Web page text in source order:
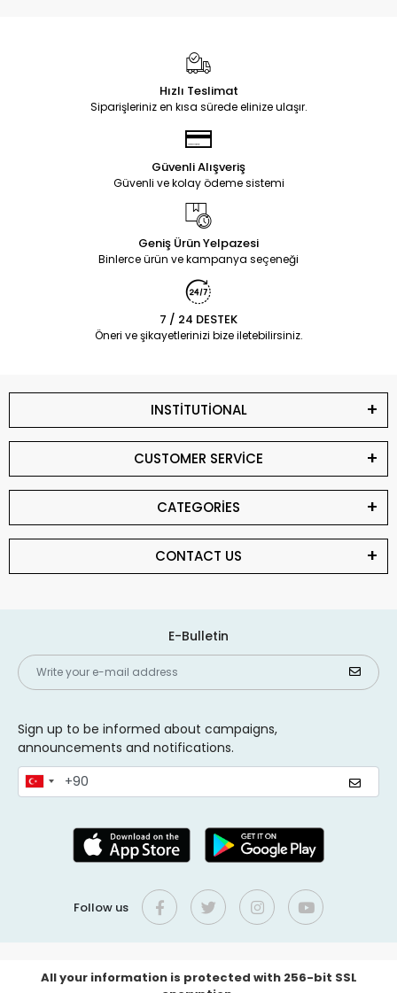
Hızlı Teslimat
Siparişleriniz en kısa sürede elinize ulaşır.
Güvenli Alışveriş
Güvenli ve kolay ödeme sistemi
Geniş Ürün Yelpazesi
Binlerce ürün ve kampanya seçeneği
7 / 24 DESTEK
Öneri ve şikayetlerinizi bize iletebilirsiniz.
INSTİTUTİONAL
CUSTOMER SERVİCE
CATEGORİES
CONTACT US
E-Bulletin
Sign up to be informed about campaigns,
announcements and notifications.
Follow us
All your information is protected with 256-bit SSL